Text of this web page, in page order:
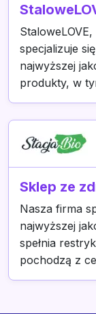
specjalizuje
najwyższej
produkty, w
Sklep ze
Nasza firma
najwyższej
spełnia
pochodzą z